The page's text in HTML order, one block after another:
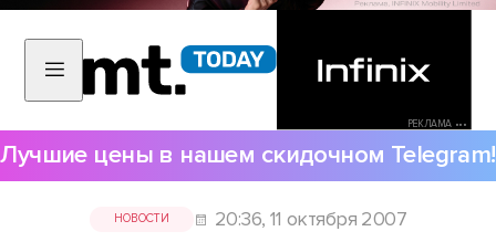
РЕКЛАМА •••
Лучшие цены в нашем скидочном Telegram!
НОВОСТИ 20:36, 11 октября 2007